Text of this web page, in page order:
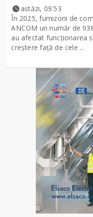
astăzi, 09:53
În 2025, furnizorii de
ANCOM un număr de
au afectat funcționarea
creștere față de cele ...